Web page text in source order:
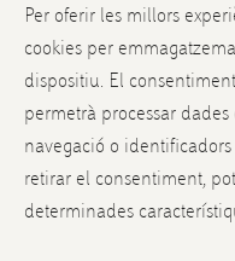
Per oferir les millors
cookies per
dispositiu. El
permetrà processar
navegació o
retirar el consentiment,
determinades
Codi
013-
El meu compte
Instagram